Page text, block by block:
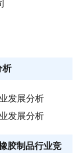
析
发展分析
发展分析
胶制品行业竞